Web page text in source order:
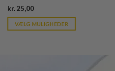
kr.25,00Current
is:
kr. 39,95.
VÆLG MULIGHEDER